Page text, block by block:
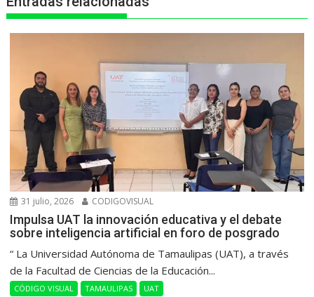
r
31 julio, 2026 CODIGOVISUAL
Impulsa UAT la innovación educativa y el debate
sobre inteligencia artificial en foro de posgrado
“ La Universidad Autónoma de Tamaulipas (UAT), a través
de la Facultad de Ciencias de la Educación...
CÓDIGO VISUAL TAMAULIPAS UAT